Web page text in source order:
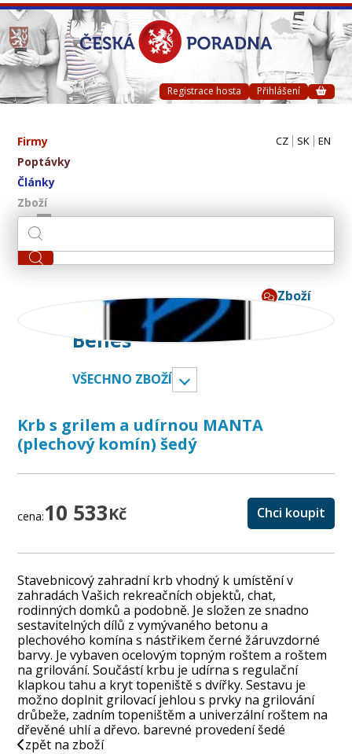
Registrace hosta Přihlášení
Firmy
Poptávky
Články
Zboží
CZ SK EN
Zboží
B.NETON - Miroslav
Beneš
VŠECHNO ZBOŽÍ
Krb s grilem a udírnou MANTA
(plechový komín) šedý
cena:10 533Kč Chci koupit
Stavebnicový zahradní krb vhodný k umístění v
zahradách Vašich rekreačních objektů, chat,
rodinných domků a podobně. Je složen ze snadno
sestavitelných dílů z vymývaného betonu a
plechového komína s nástřikem černé žáruvzdorné
barvy. Je vybaven ocelovým topným roštem a roštem
na grilování. Součástí krbu je udírna s regulační
klapkou tahu a kryt topeniště s dvířky. Sestavu je
možno doplnit grilovací jehlou s prvky na grilování
drůbeže, zadním topeništěm a univerzální roštem na
dřevěné uhlí a dřevo. barevné provedení šedé
zpět na zboží